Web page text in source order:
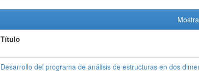
Título
Desarrollo del programa de análisis de estructuras en dos